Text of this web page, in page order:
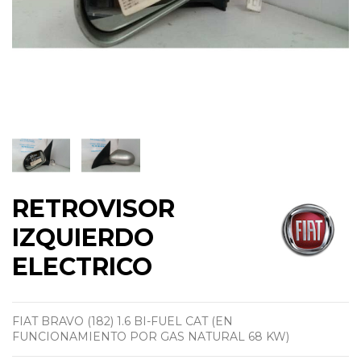
RETROVISOR
IZQUIERDO
ELECTRICO
FIAT BRAVO (182) 1.6 BI-FUEL CAT (EN
FUNCIONAMIENTO POR GAS NATURAL 68 KW)